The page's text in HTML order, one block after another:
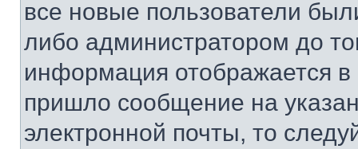
все новые пользователи
либо администратором до
информация отображается
пришло сообщение на
электронной почты, то